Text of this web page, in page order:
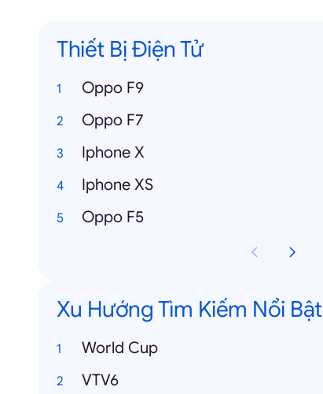
Thiết Bị Điện Tử
Oppo F9
Oppo F7
Iphone X
Iphone XS
Oppo F5
Xu Hướng Tìm Kiếm Nổi Bật
World Cup
VTV6